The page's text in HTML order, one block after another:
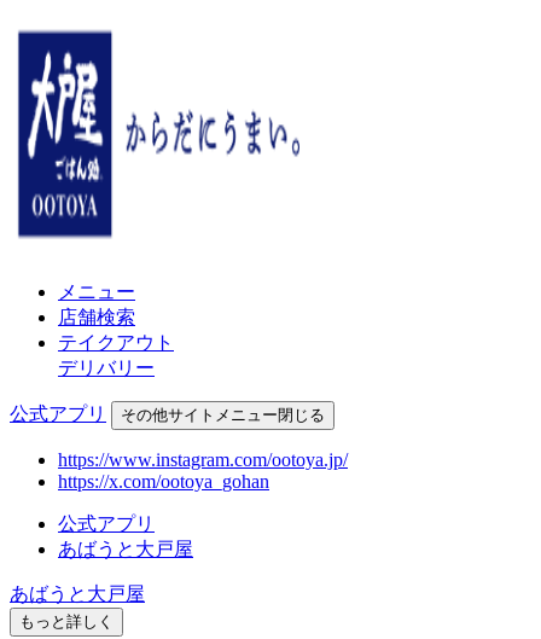
メニュー
店舗検索
テイクアウト
デリバリー
公式アプリ その他サイトメニュー閉じる
https://www.instagram.com/ootoya.jp/
https://x.com/ootoya_gohan
公式アプリ
あばうと大戸屋
あばうと大戸屋
もっと詳しく